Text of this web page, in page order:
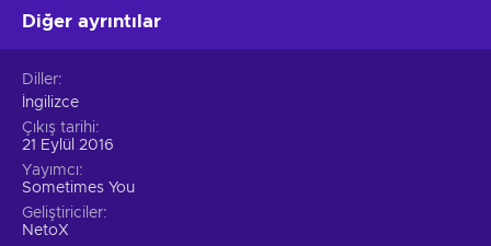
Diğer ayrıntılar
Diller
İngilizce
Çıkış tarihi
21 Eylül 2016
Yayımcı
Sometimes You
Geliştiriciler
NetoX